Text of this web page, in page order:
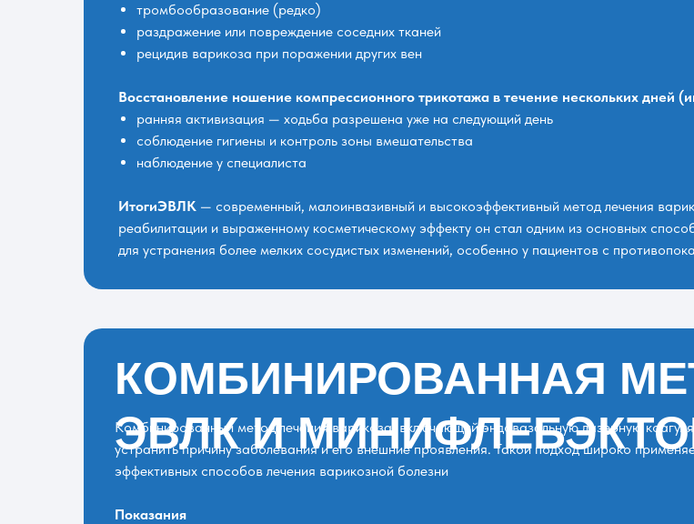
тромбообразование (редко)
раздражение или повреждение соседних тканей
рецидив варикоза при поражении других вен
Восстановление ношение компрессионного трикотажа в течение нескольких дней
ранняя активизация — ходьба разрешена уже на следующий день
соблюдение гигиены и контроль зоны вмешательства
наблюдение у специалиста
ИтогиЭВЛК — современный, малоинвазивный и высокоэффективный метод лечения
реабилитации и выраженному косметическому эффекту он стал одним из основных
для устранения более мелких сосудистых изменений, особенно у пациентов с
КОМБИНИРОВАННАЯ
ЭВЛК И
Комбинированный метод лечения варикоза, включающий эндовазальную лазерную
устранить причину заболевания и его внешние проявления. Такой подход широко
эффективных способов лечения варикозной болезни
Показания